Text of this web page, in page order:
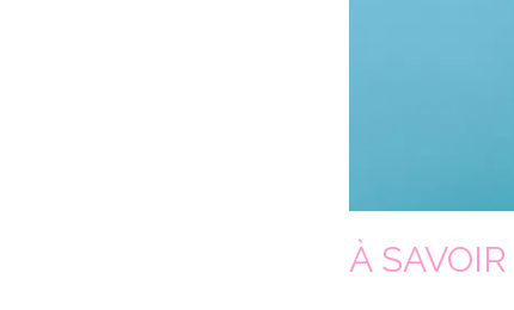
À SAVOIR